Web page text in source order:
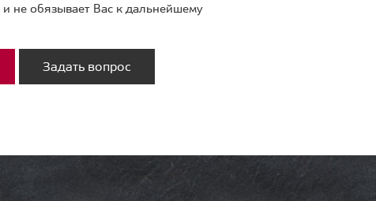
не обязывает Вас к дальнейшему
Задать вопрос